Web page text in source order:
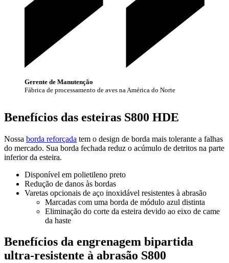
Gerente de Manutenção
Fábrica de processamento de aves na América do Norte
Benefícios das esteiras S800 HDE
Nossa borda reforçada tem o design de borda mais tolerante a falhas
do mercado. Sua borda fechada reduz o acúmulo de detritos na parte
inferior da esteira.
Disponível em polietileno preto
Redução de danos às bordas
Varetas opcionais de aço inoxidável resistentes à abrasão
Marcadas com uma borda de módulo azul distinta
Eliminação do corte da esteira devido ao eixo de came
da haste
Benefícios da engrenagem bipartida
ultra-resistente à abrasão S800